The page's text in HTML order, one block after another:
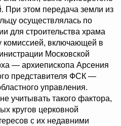
При этом передача земли из
осуществлялась по
для строительства храма
комиссией, включающей в
Московской
— архиепископа Арсения
представителя ФСК —
управления.
учитывать такого фактора,
кругов церковной
с их недавними